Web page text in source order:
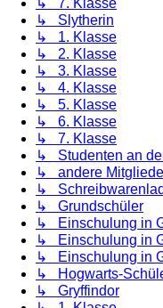
↳ 7. Klasse
↳ Slytherin
↳ 1. Klasse
↳ 2. Klasse
↳ 3. Klasse
↳ 4. Klasse
↳ 5. Klasse
↳ 6. Klasse
↳ 7. Klasse
↳ Studenten an
↳ andere
↳
↳ Grundschüler
↳ Einschulung in
↳ Einschulung in
↳ Einschulung in
↳ Hogwarts-
↳ Gryffindor